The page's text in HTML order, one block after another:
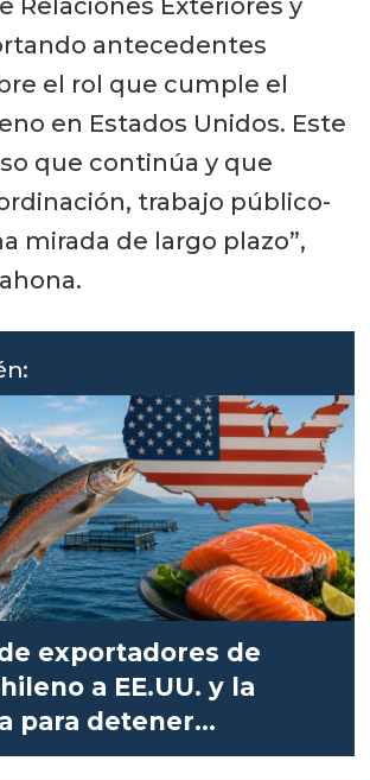
Relaciones Exteriores y
antecedentes
el rol que cumple el
en Estados Unidos. Este
que continúa y que
trabajo público-
mirada de largo plazo”,
exportadores de
a EE.UU. y la
para detener